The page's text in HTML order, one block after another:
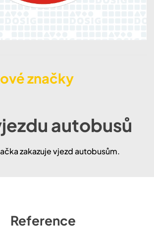
značky
autobusů
zakazuje vjezd autobusům.
Reference